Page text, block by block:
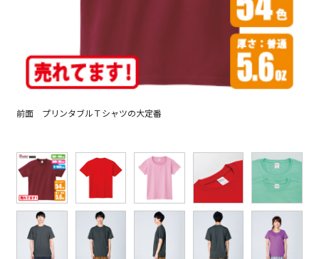
前面 プリンタブルＴシャツの大定番